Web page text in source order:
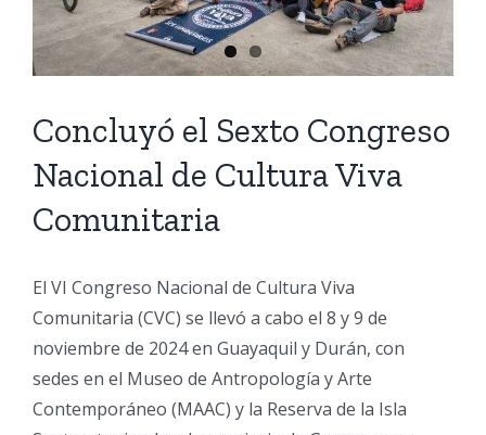
Concluyó el Sexto Congreso
Nacional de Cultura Viva
Comunitaria
El VI Congreso Nacional de Cultura Viva
Comunitaria (CVC) se llevó a cabo el 8 y 9 de
noviembre de 2024 en Guayaquil y Durán, con
sedes en el Museo de Antropología y Arte
Contemporáneo (MAAC) y la Reserva de la Isla